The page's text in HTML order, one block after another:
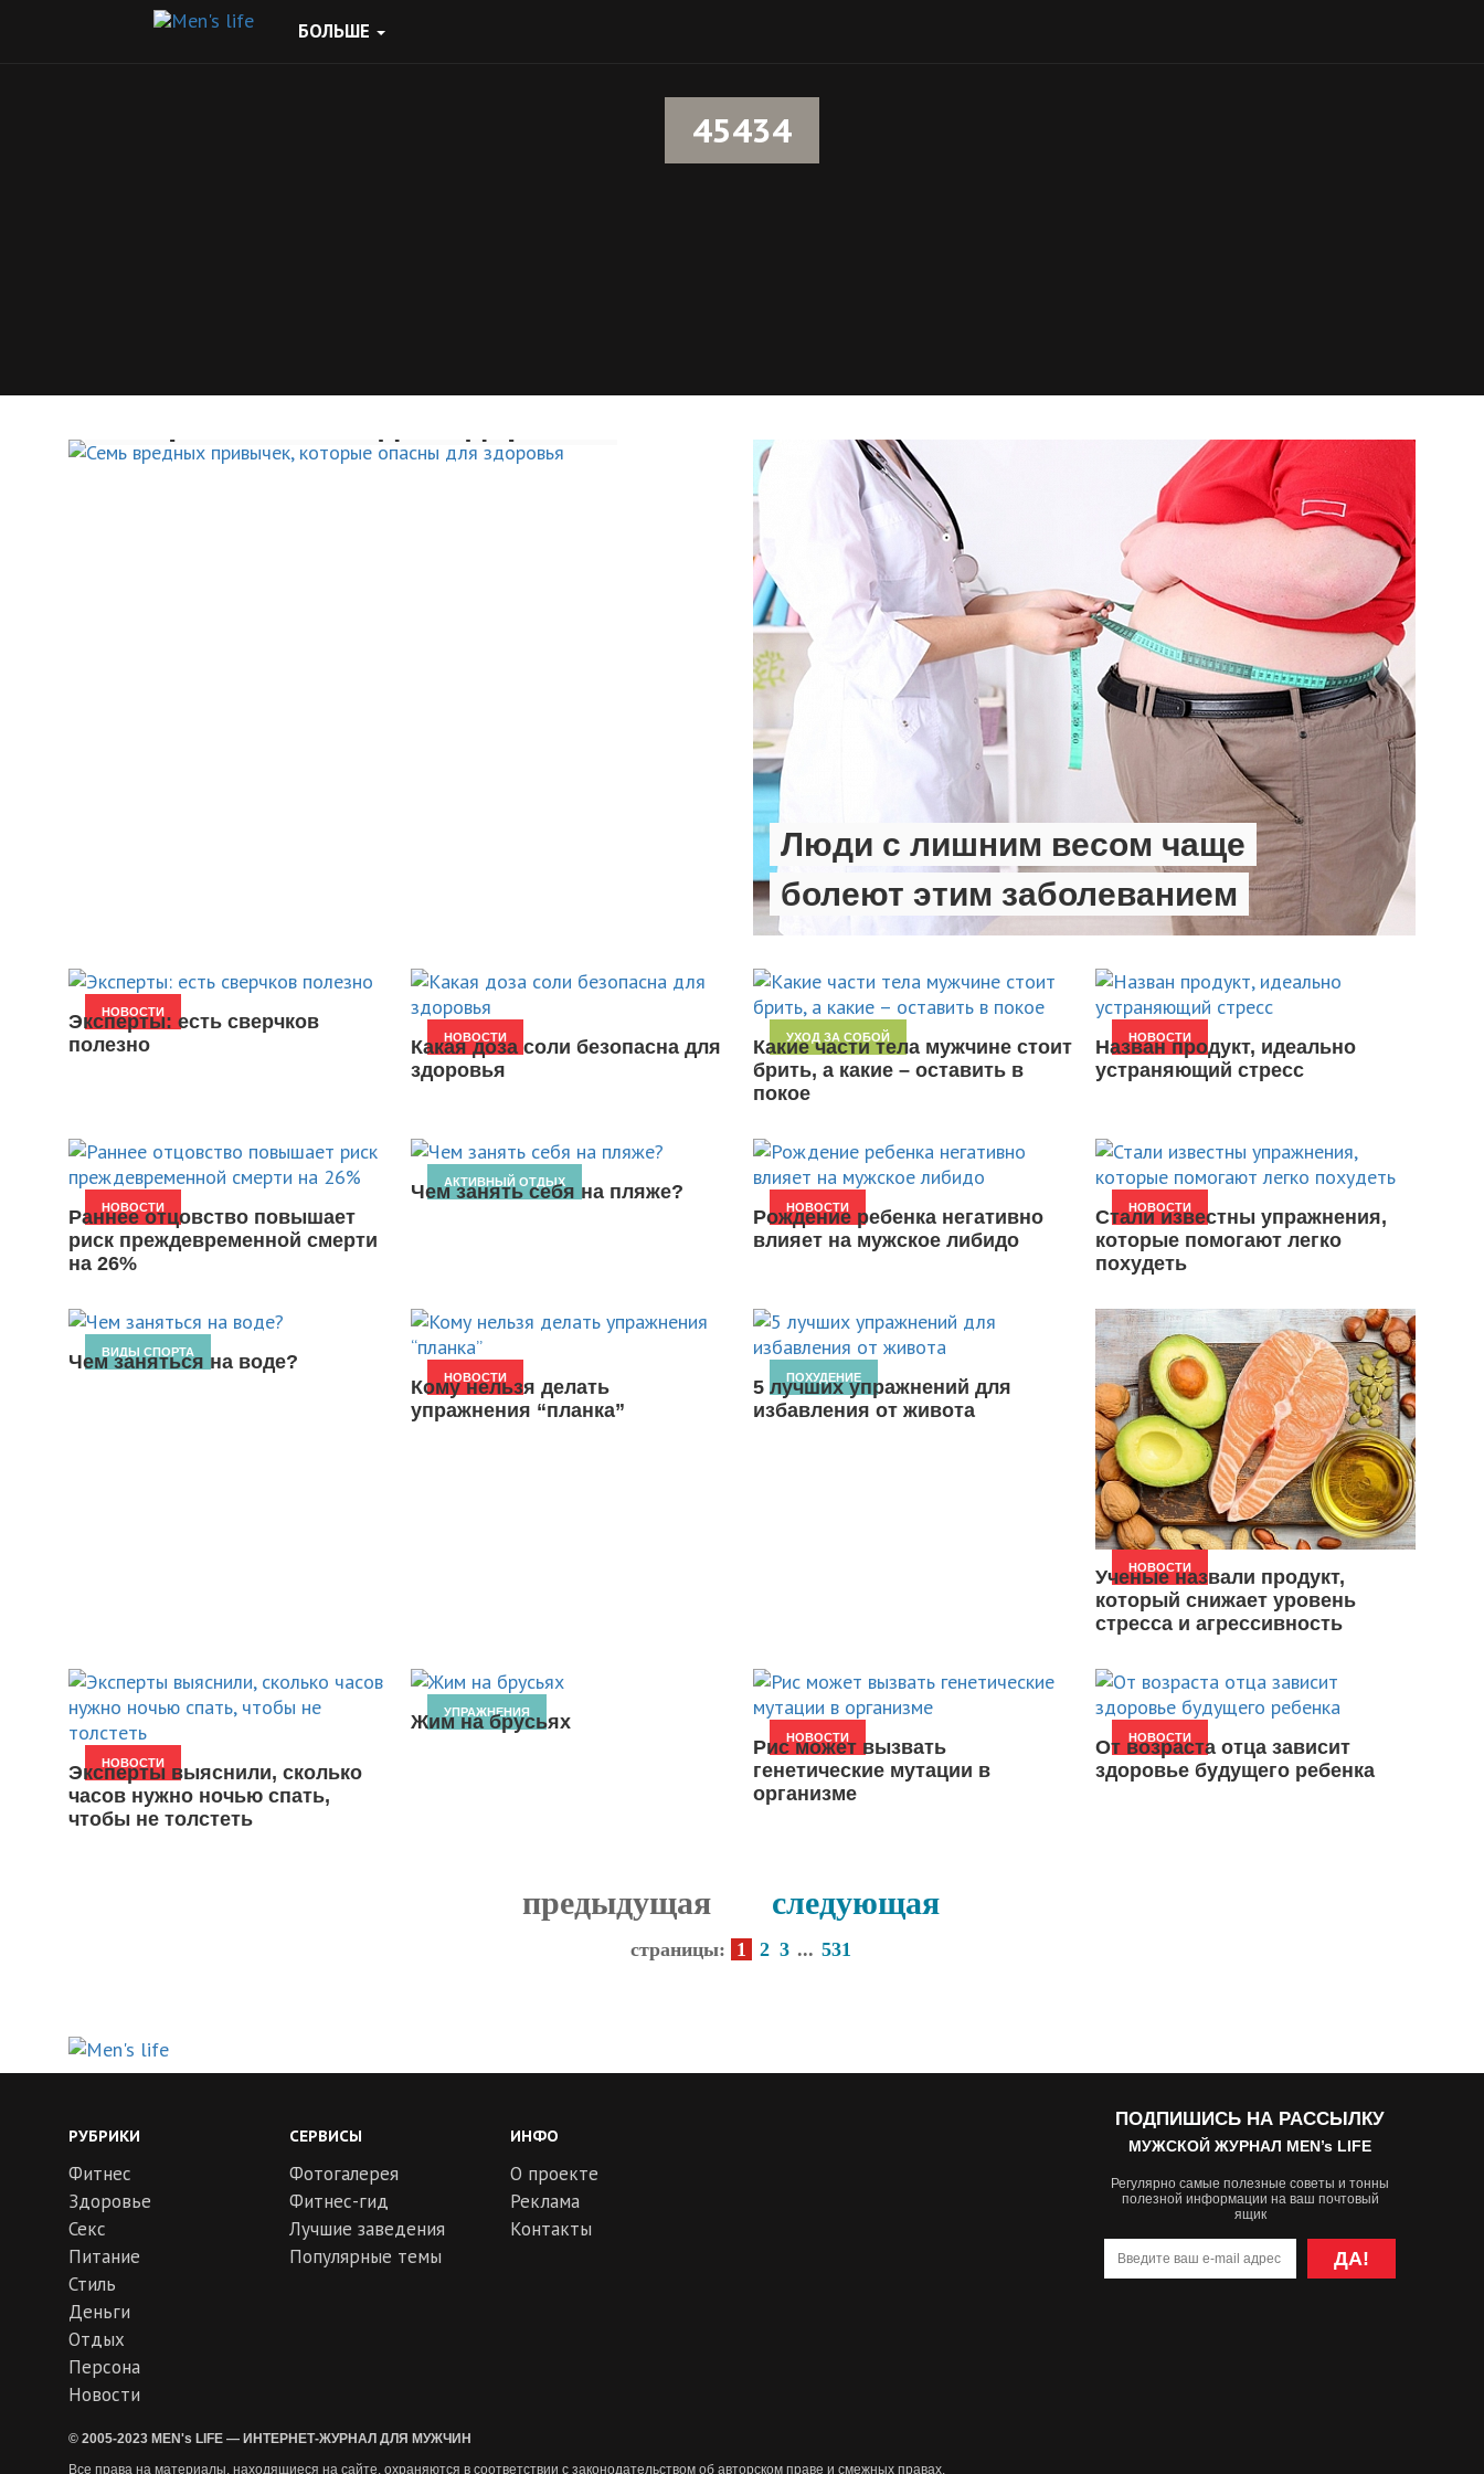
БОЛЬШЕ
45434
Люди с лишним весом чаще
болеют этим заболеванием
НОВОСТИ
Эксперты: есть сверчков
полезно
НОВОСТИ
Какая доза соли безопасна для
здоровья
УХОД ЗА СОБОЙ
Какие части тела мужчине стоит
брить, а какие – оставить в
покое
НОВОСТИ
Назван продукт, идеально
устраняющий стресс
НОВОСТИ
Раннее отцовство повышает
риск преждевременной смерти
на 26%
АКТИВНЫЙ ОТДЫХ
Чем занять себя на пляже?
НОВОСТИ
Рождение ребенка негативно
влияет на мужское либидо
НОВОСТИ
Стали известны упражнения,
которые помогают легко
похудеть
ВИДЫ СПОРТА
Чем заняться на воде?
НОВОСТИ
Кому нельзя делать
упражнения “планка”
ПОХУДЕНИЕ
5 лучших упражнений для
избавления от живота
НОВОСТИ
Ученые назвали продукт,
который снижает уровень
стресса и агрессивность
НОВОСТИ
Эксперты выяснили, сколько
часов нужно ночью спать,
чтобы не толстеть
УПРАЖНЕНИЯ
Жим на брусьях
НОВОСТИ
Рис может вызвать
генетические мутации в
организме
НОВОСТИ
От возраста отца зависит
здоровье будущего ребенка
предыдущая следующая
страницы: 1 2 3 ... 531
ПОДПИШИСЬ НА РАССЫЛКУ
МУЖСКОЙ ЖУРНАЛ MEN’s LIFE
Регулярно самые полезные советы и тонны
полезной информации на ваш почтовый
ящик
ДА!
РУБРИКИ
Фитнес
Здоровье
Секс
Питание
Стиль
Деньги
Отдых
Персона
Новости
СЕРВИСЫ
Фотогалерея
Фитнес-гид
Лучшие заведения
Популярные темы
ИНФО
О проекте
Реклама
Контакты
© 2005-2023 MEN's LIFE — ИНТЕРНЕТ-ЖУРНАЛ ДЛЯ МУЖЧИН
Все права на материалы, находящиеся на сайте, охраняются в соответствии с законодательством об авторском праве и смежных правах.